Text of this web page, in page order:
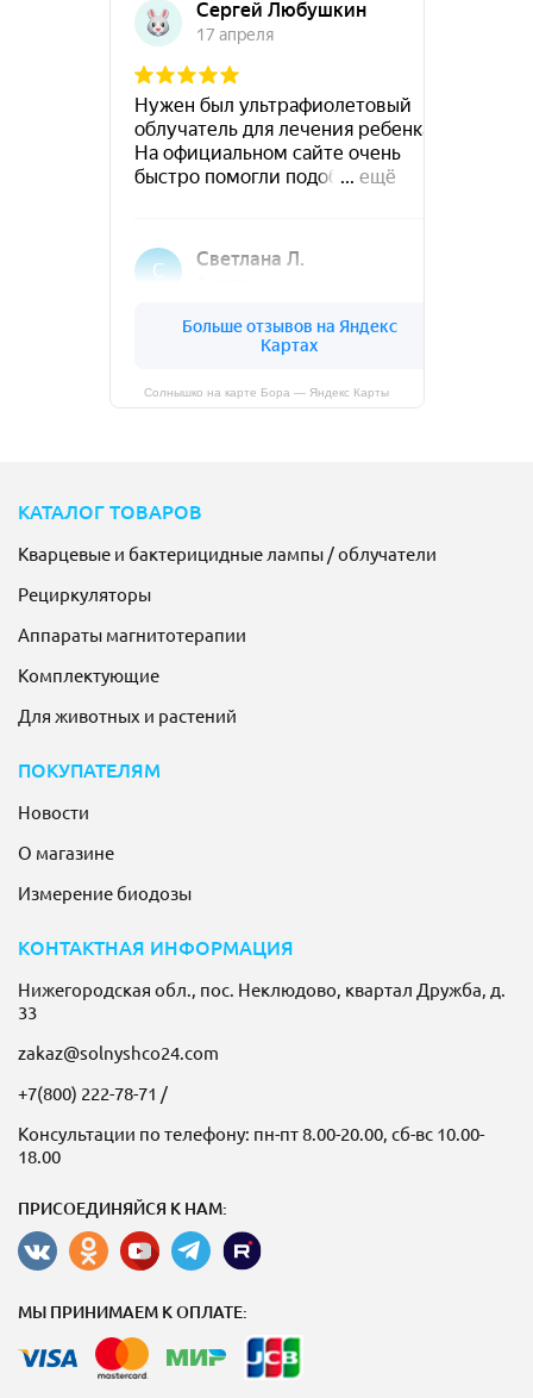
Солнышко на карте Бора — Яндекс Карты
КАТАЛОГ ТОВАРОВ
Кварцевые и бактерицидные лампы / облучатели
Рециркуляторы
Аппараты магнитотерапии
Комплектующие
Для животных и растений
ПОКУПАТЕЛЯМ
Новости
О магазине
Измерение биодозы
КОНТАКТНАЯ ИНФОРМАЦИЯ
Нижегородская обл., пос. Неклюдово, квартал Дружба, д.
33
zakaz@solnyshco24.com
+7(800) 222-78-71 /
Консультации по телефону: пн-пт 8.00-20.00, сб-вс 10.00-
18.00
ПРИСОЕДИНЯЙСЯ К НАМ:
МЫ ПРИНИМАЕМ К ОПЛАТЕ: